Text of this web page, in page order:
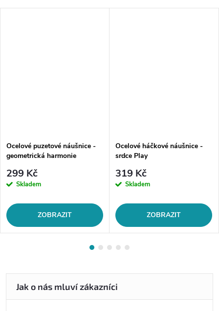
Ocelové puzetové náušnice -
geometrická harmonie
299 Kč
Skladem
ZOBRAZIT
Ocelové háčkové náušnice -
srdce Play
319 Kč
Skladem
ZOBRAZIT